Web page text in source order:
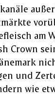
am
Crown
und
wie